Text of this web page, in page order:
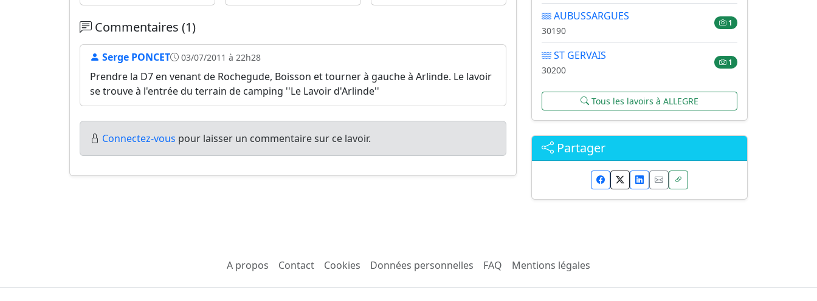
Commentaires (1)
Serge PONCET 03/07/2011 à 22h28
Prendre la D7 en venant de Rochegude, Boisson et tourner à gauche à Arlinde. Le lavoir
se trouve à l'entrée du terrain de camping ''Le Lavoir d'Arlinde''
Connectez-vous pour laisser un commentaire sur ce lavoir.
AUBUSSARGUES
30190
1
ST GERVAIS
30200
1
Tous les lavoirs à ALLEGRE
Partager
A propos Contact Cookies Données personnelles FAQ Mentions légales